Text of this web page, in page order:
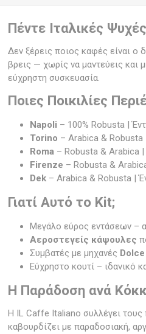
Πέντε Ιταλικές
Δεν ξέρεις ποιος καφές είναι ο
βρεις — χωρίς να μαντεύεις και
εύχρηστη συσκευασία.
Ποιες Ποικιλίες
Napoli – 100% Robusta |
Torino – Arabica &
Roma – Robusta & Arabica |
Firenze – Robusta &
Dek – Arabica & Robusta |
Γιατί Αυτό το Kit;
Μεγάλο εύρος εντάσεων –
Αεροστεγείς κάψουλες
Συμβατές με μηχανές
Εύχρηστο κουτί – ιδανικό
Η Παράδοση ανά
Η IL Caffe Italiano συλλέγει τους
καβουρδίζει με παραδοσιακή,